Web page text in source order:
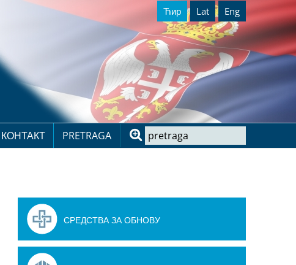
Ћир Lat Eng
КОНТАКТ PRETRAGA
СРЕДСТВА ЗА ОБНОВУ